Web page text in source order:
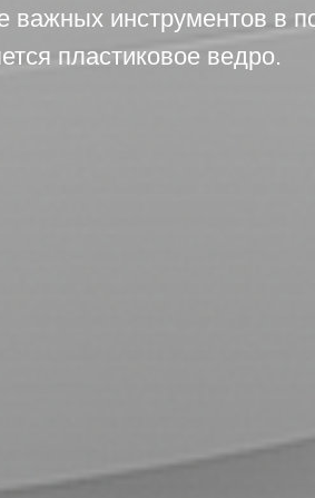
важных инструментов в
пластиковое ведро.